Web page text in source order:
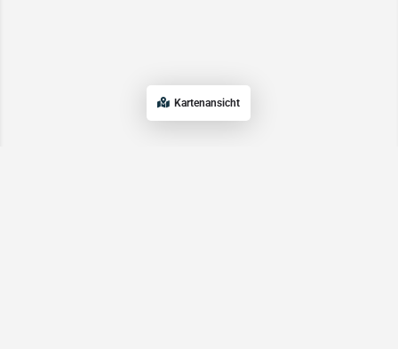
Kartenansicht